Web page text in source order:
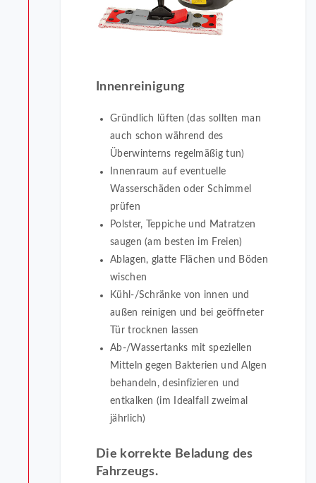
Innenreinigung
Gründlich lüften (das sollten man
auch schon während des
Überwinterns regelmäßig tun)
Innenraum auf eventuelle
Wasserschäden oder Schimmel
prüfen
Polster, Teppiche und Matratzen
saugen (am besten im Freien)
Ablagen, glatte Flächen und Böden
wischen
Kühl-/Schränke von innen und
außen reinigen und bei geöffneter
Tür trocknen lassen
Ab-/Wassertanks mit speziellen
Mitteln gegen Bakterien und Algen
behandeln, desinfizieren und
entkalken (im Idealfall zweimal
jährlich)
Die korrekte Beladung des
Fahrzeugs.